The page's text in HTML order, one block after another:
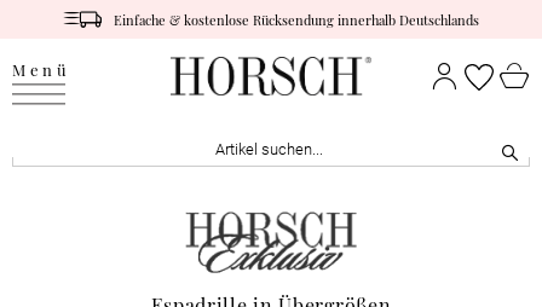
Einfache & kostenlose Rücksendung innerhalb Deutschlands
Menü